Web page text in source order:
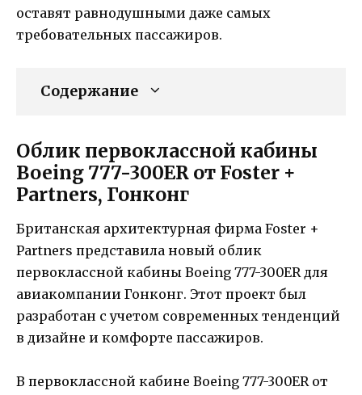
оставят равнодушными даже самых
требовательных пассажиров.
Содержание
Облик первоклассной кабины
Boeing 777-300ER от Foster +
Partners, Гонконг
Британская архитектурная фирма Foster +
Partners представила новый облик
первоклассной кабины Boeing 777-300ER для
авиакомпании Гонконг. Этот проект был
разработан с учетом современных тенденций
в дизайне и комфорте пассажиров.
В первоклассной кабине Boeing 777-300ER от